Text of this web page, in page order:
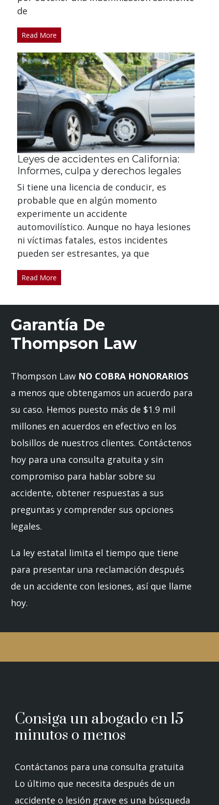
de
Read More
Leyes de accidentes en California:
Informes, culpa y derechos legales
Si tiene una licencia de conducir, es
probable que en algún momento
experimente un accidente
automovilístico. Aunque no haya lesiones
ni víctimas fatales, estos incidentes
pueden ser estresantes, ya que
Read More
Garantía De
Thompson Law
Thompson Law NO COBRA HONORARIOS
a menos que obtengamos un acuerdo para
su caso. Hemos puesto más de $1.9 mil
millones en acuerdos en efectivo en los
bolsillos de nuestros clientes. Contáctenos
hoy para una consulta gratuita y sin
compromiso para hablar sobre su
accidente, obtener respuestas a sus
preguntas y comprender sus opciones
legales.
La ley estatal limita el tiempo que tiene
para presentar una reclamación después
de un accidente con lesiones, así que llame
hoy.
Consiga un abogado en 15
minutos o menos
Contáctanos para una consulta gratuita
Lo último que necesita después de un
accidente o lesión grave es una búsqueda